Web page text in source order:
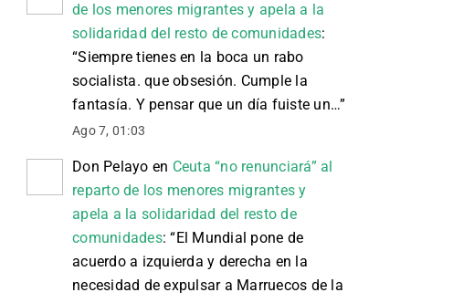
de los menores migrantes y apela a la
solidaridad del resto de comunidades:
“Siempre tienes en la boca un rabo
socialista. que obsesión. Cumple la
fantasía. Y pensar que un día fuiste un…”
Ago 7, 01:03
Don Pelayo en Ceuta “no renunciará” al
reparto de los menores migrantes y
apela a la solidaridad del resto de
comunidades: “El Mundial pone de
acuerdo a izquierda y derecha en la
necesidad de expulsar a Marruecos de la